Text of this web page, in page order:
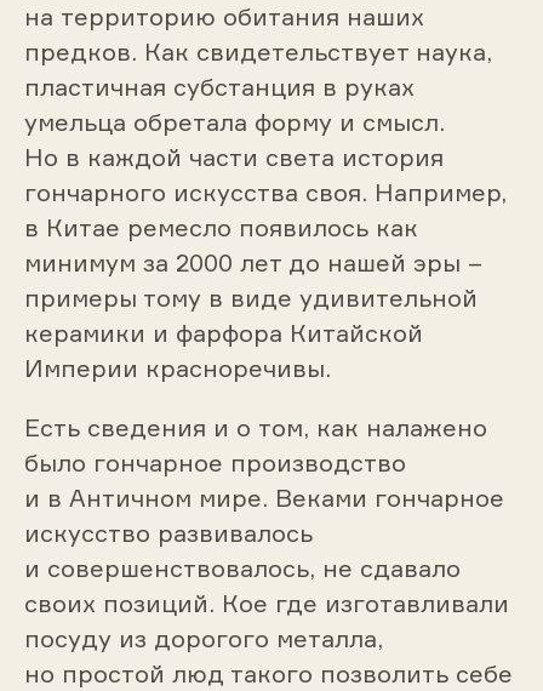
на территорию обитания наших
предков. Как свидетельствует наука,
пластичная субстанция в руках
умельца обретала форму и смысл.
Но в каждой части света история
гончарного искусства своя. Например,
в Китае ремесло появилось как
минимум за 2000 лет до нашей эры –
примеры тому в виде удивительной
керамики и фарфора Китайской
Империи красноречивы.
Есть сведения и о том, как налажено
было гончарное производство
и в Античном мире. Веками гончарное
искусство развивалось
и совершенствовалось, не сдавало
своих позиций. Кое где изготавливали
посуду из дорогого металла,
но простой люд такого позволить себе